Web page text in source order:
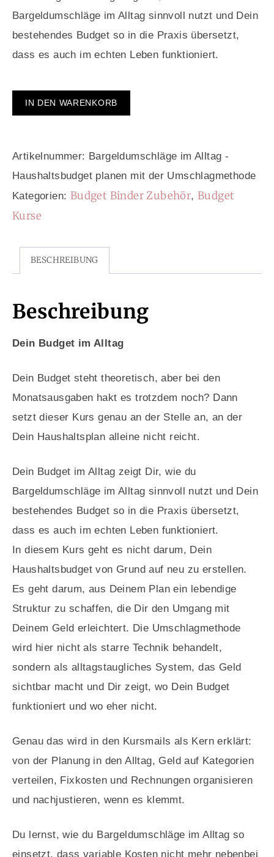
Bargeldumschläge im Alltag sinnvoll nutzt und Dein
bestehendes Budget so in die Praxis übersetzt,
dass es auch im echten Leben funktioniert.
IN DEN WARENKORB
Artikelnummer: Bargeldumschläge im Alltag -
Haushaltsbudget planen mit der Umschlagmethode
Kategorien: Budget Binder Zubehör,Budget
Kurse
BESCHREIBUNG
Beschreibung
Dein Budget im Alltag
Dein Budget steht theoretisch, aber bei den
Monatsausgaben hakt es trotzdem noch? Dann
setzt dieser Kurs genau an der Stelle an, an der
Dein Haushaltsplan alleine nicht reicht.
Dein Budget im Alltag zeigt Dir, wie du
Bargeldumschläge im Alltag sinnvoll nutzt und Dein
bestehendes Budget so in die Praxis übersetzt,
dass es auch im echten Leben funktioniert.
In diesem Kurs geht es nicht darum, Dein
Haushaltsbudget von Grund auf neu zu erstellen.
Es geht darum, aus Deinem Plan ein lebendige
Struktur zu schaffen, die Dir den Umgang mit
Deinem Geld erleichtert. Die Umschlagmethode
wird hier nicht als starre Technik behandelt,
sondern als alltagstaugliches System, das Geld
sichtbar macht und Dir zeigt, wo Dein Budget
funktioniert und wo eher nicht.
Genau das wird in den Kursmails als Kern erklärt:
von der Planung in den Alltag, Geld auf Kategorien
verteilen, Fixkosten und Rechnungen organisieren
und nachjustieren, wenn es klemmt.
Du lernst, wie du Bargeldumschläge im Alltag so
einsetzt, dass variable Kosten nicht mehr nebenbei